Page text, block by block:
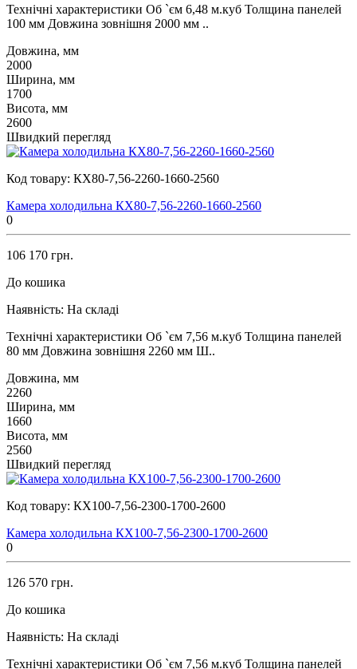
Технічні характеристики Об `єм 6,48 м.куб Толщина панелей
100 мм Довжина зовнішня 2000 мм ..
Довжина, мм
2000
Ширина, мм
1700
Висота, мм
2600
Швидкий перегляд
Код товару: КХ80-7,56-2260-1660-2560
Камера холодильна КХ80-7,56-2260-1660-2560
0
106 170 грн.
До кошика
Наявність: На складі
Технічні характеристики Об `єм 7,56 м.куб Толщина панелей
80 мм Довжина зовнішня 2260 мм Ш..
Довжина, мм
2260
Ширина, мм
1660
Висота, мм
2560
Швидкий перегляд
Код товару: КХ100-7,56-2300-1700-2600
Камера холодильна КХ100-7,56-2300-1700-2600
0
126 570 грн.
До кошика
Наявність: На складі
Технічні характеристики Об `єм 7,56 м.куб Толщина панелей